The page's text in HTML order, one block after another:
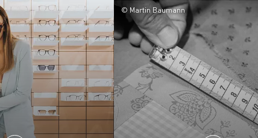
© Martin Baumann